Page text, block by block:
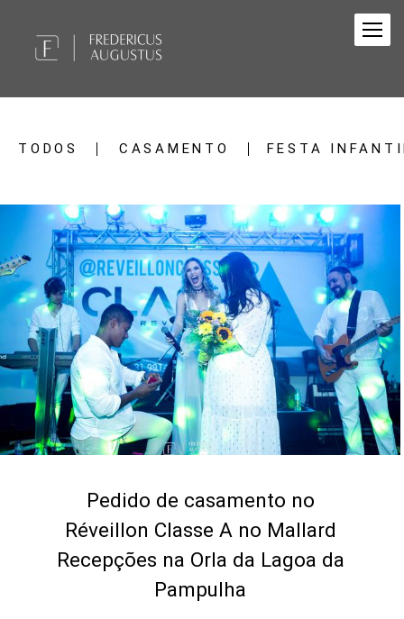
TODOS CASAMENTO FESTA
Pedido de casamento no
Réveillon Classe A no Mallard
Recepções na Orla da Lagoa da
Pampulha